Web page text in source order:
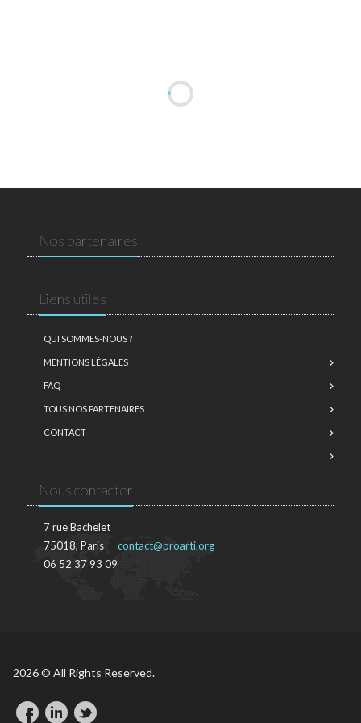
Nos partenaires
Liens utiles
QUI SOMMES-NOUS ?
MENTIONS LÉGALES
FAQ
TOUS NOS PARTENAIRES
CONTACT
Nous contacter
7 rue Bachelet
75018, Paris
06 52 37 93 09
contact@proarti.org
2026 © All Rights Reserved.